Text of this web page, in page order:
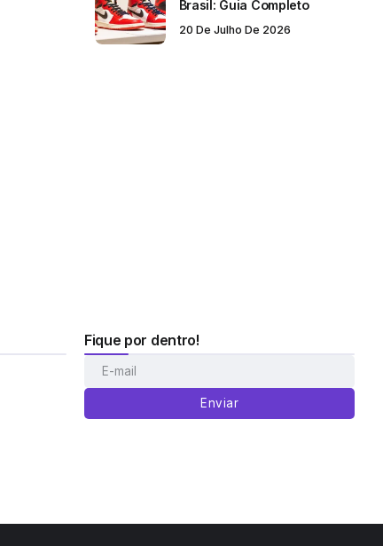
Brasil: Guia Completo
20 De Julho De 2026
Fique por dentro!
Enviar